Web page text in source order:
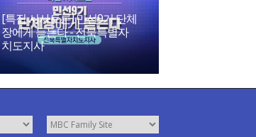
[특집 시사토론] 민선9기 단체
장에게 듣는다 - 전북특별자
치도지사